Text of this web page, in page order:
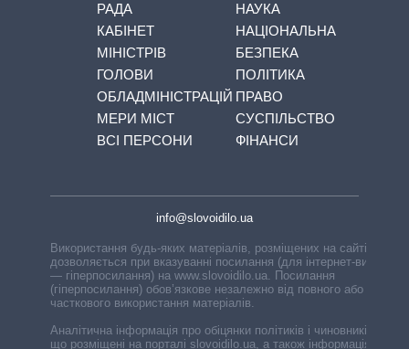
РАДА
КАБІНЕТ
МІНІСТРІВ
ГОЛОВИ
ОБЛАДМІНІСТРАЦІЙ
МЕРИ МІСТ
ВСІ ПЕРСОНИ
НАУКА
НАЦІОНАЛЬНА
БЕЗПЕКА
ПОЛІТИКА
ПРАВО
СУСПІЛЬСТВО
ФІНАНСИ
info@slovoidilo.ua
Використання будь-яких матеріалів, розміщених на сайті,
дозволяється при вказуванні посилання (для інтернет-видань
— гіперпосилання) на www.slovoidilo.ua. Посилання
(гіперпосилання) обов’язкове незалежно від повного або
часткового використання матеріалів.
Аналітична інформація про обіцянки політиків і чиновників,
що розміщені на порталі slovoidilo.ua, а також інформація про